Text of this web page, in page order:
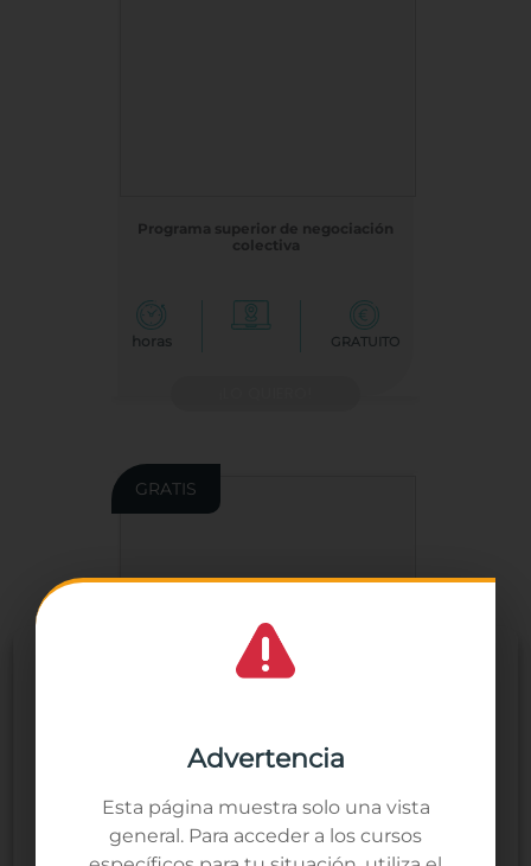
Gestionar el
Utilizamos cookies propias y de terceros para analizar nuestros
servicios y mostrarte publicidad relacionada con tus
de navegación (por ejemplo, páginas visitadas). Puedes aceptar
todas las cookies pulsando el botón "Aceptar todo" o configurar
o rechazar su uso pulsando el botón "Ver preferencias".
Programa superior de negociación
colectiva
horas GRATUITO
GRATIS
Generación Digital Pymes –
Personas de equipos directivos
Advertencia
Esta página muestra solo una vista
general. Para acceder a los cursos